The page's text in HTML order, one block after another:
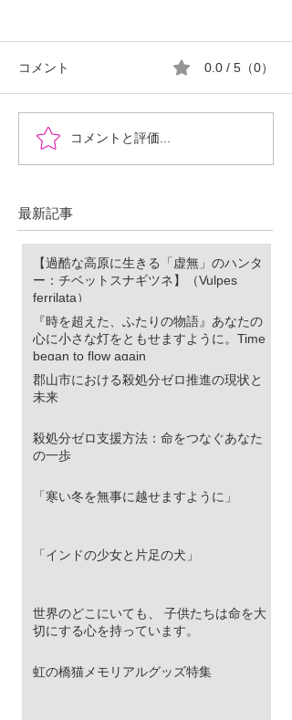
『時を超えた、ふたりの
物語』あなたの心に小さ
に。Time began to flow again
コメント 0.0 / 5（0）
コメントと評価...
最新記事
【過酷な高原に生きる「虚無」のハンタ
ー：チベットスナギツネ】（Vulpes
ferrilata）
『時を超えた、ふたりの物語』あなたの
心に小さな灯をともせますように。Time
began to flow again
郡山市における殺処分ゼロ推進の現状と
未来
殺処分ゼロ支援方法：命をつなぐあなた
の一歩
「寒い冬を無事に越せますように」
「インドの少女と片足の犬」
世界のどこにいても、 子供たちは命を大
切にする心を持っています。
虹の橋猫メモリアルグッズ特集